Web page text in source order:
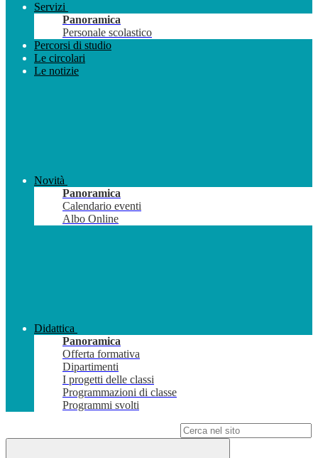
Servizi
Panoramica
Personale scolastico
Percorsi di studio
Le circolari
Le notizie
Novità
Panoramica
Calendario eventi
Albo Online
Didattica
Panoramica
Offerta formativa
Dipartimenti
I progetti delle classi
Programmazioni di classe
Programmi svolti